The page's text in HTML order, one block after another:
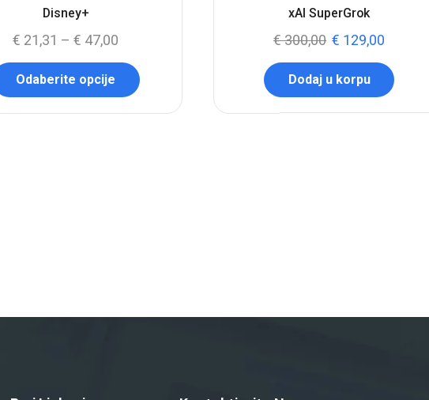
Disney+
€ 21,31 – € 47,00
Odaberite opcije
xAI SuperGrok
€300,00 € 129,00
Dodaj u korpu